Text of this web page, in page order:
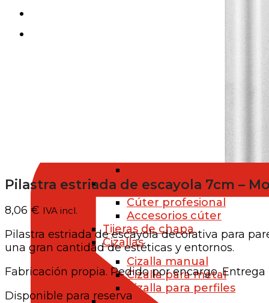
Cúter
Cúter profesional
Accesorios cúter
Tijeras de chapa
Cizallas
Cizalla manual
Cizalla para metal
Cizalla para perfiles
Pilastra estriada de escayola 7cm –
8,06 € IVA incl.
Pilastra estriada de escayola decorativa para
una gran cantidad de estéticas y entornos.
Fabricación propia. Pedido por encargo. Entrega
Disponible para reserva